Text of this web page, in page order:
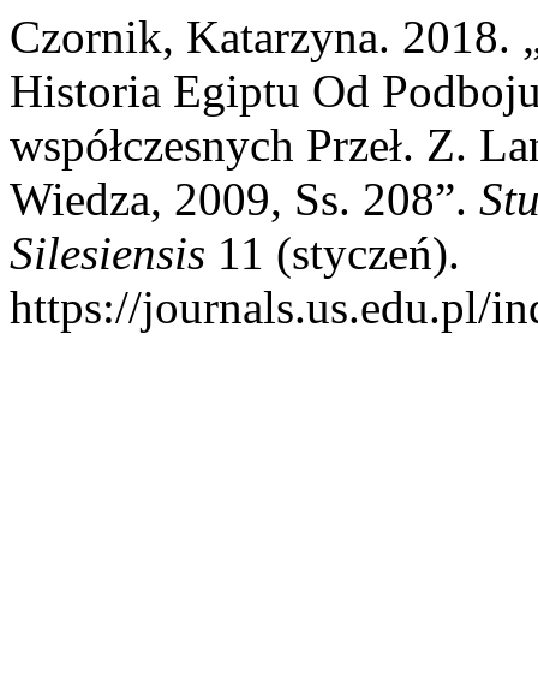
Czornik, Katarzyna.
Historia Egiptu Od
współczesnych Przeł. Z.
Wiedza, 2009, Ss. 208”.
Silesiensis 11 (styczeń).
https://journals.us.edu.pl/